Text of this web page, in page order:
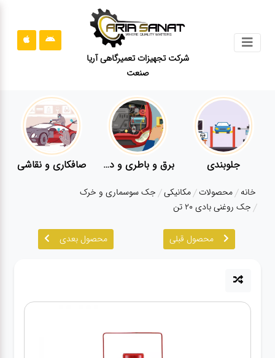
شرکت تجهیزات تعمیرگاهی آریا
صنعت
قوانین
سایت
ارتباط
درباره
ما
آپاراتی
جلوبندی برق و باطری و دیاگ صافکاری و نقاشی
خانه محصولات مکانیکی جک سوسماری و خرک
جک روغنی بادی ۲۰ تن
محصول قبلی محصول بعدی